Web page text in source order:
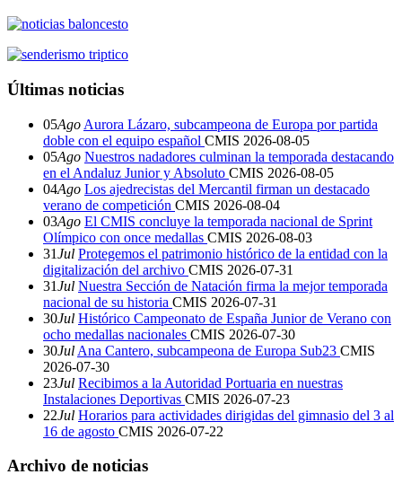
Últimas noticias
05Ago Aurora Lázaro, subcampeona de Europa por partida
doble con el equipo español CMIS 2026-08-05
05Ago Nuestros nadadores culminan la temporada destacando
en el Andaluz Junior y Absoluto CMIS 2026-08-05
04Ago Los ajedrecistas del Mercantil firman un destacado
verano de competición CMIS 2026-08-04
03Ago El CMIS concluye la temporada nacional de Sprint
Olímpico con once medallas CMIS 2026-08-03
31Jul Protegemos el patrimonio histórico de la entidad con la
digitalización del archivo CMIS 2026-07-31
31Jul Nuestra Sección de Natación firma la mejor temporada
nacional de su historia CMIS 2026-07-31
30Jul Histórico Campeonato de España Junior de Verano con
ocho medallas nacionales CMIS 2026-07-30
30Jul Ana Cantero, subcampeona de Europa Sub23 CMIS
2026-07-30
23Jul Recibimos a la Autoridad Portuaria en nuestras
Instalaciones Deportivas CMIS 2026-07-23
22Jul Horarios para actividades dirigidas del gimnasio del 3 al
16 de agosto CMIS 2026-07-22
Archivo de noticias